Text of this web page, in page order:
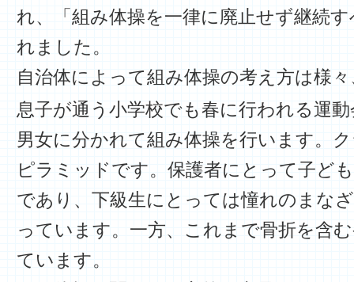
れ、「組み体操を一律に廃止せず継続
れました。
自治体によって組み体操の考え方は様
息子が通う小学校でも春に行われる運
男女に分かれて組み体操を行います。
ピラミッドです。保護者にとって子ど
であり、下級生にとっては憧れのまな
っています。一方、これまで骨折を含
ています。